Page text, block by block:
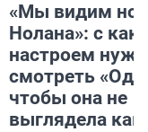
«Мы видим
Нолана»: с
настроем
смотреть
чтобы она не
выглядела как